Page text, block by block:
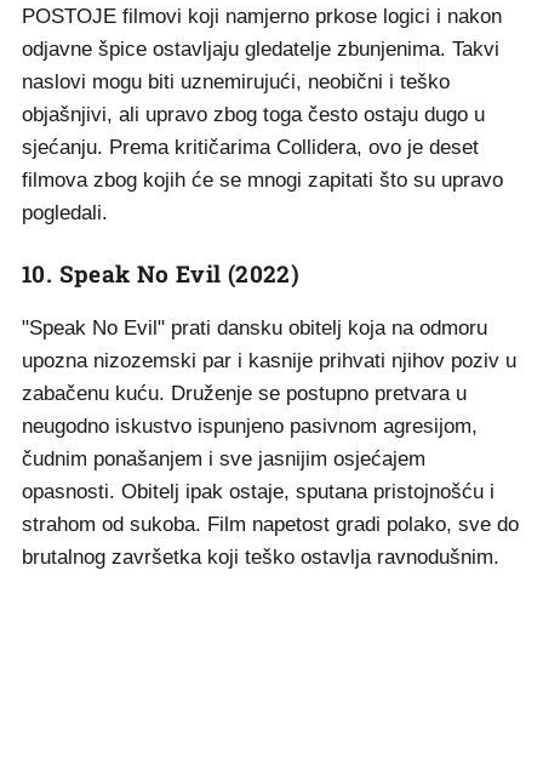
POSTOJE filmovi koji namjerno prkose logici i nakon
odjavne špice ostavljaju gledatelje zbunjenima. Takvi
naslovi mogu biti uznemirujući, neobični i teško
objašnjivi, ali upravo zbog toga često ostaju dugo u
sjećanju. Prema kritičarima Collidera, ovo je deset
filmova zbog kojih će se mnogi zapitati što su upravo
pogledali.
10. Speak No Evil (2022)
"Speak No Evil" prati dansku obitelj koja na odmoru
upozna nizozemski par i kasnije prihvati njihov poziv u
zabačenu kuću. Druženje se postupno pretvara u
neugodno iskustvo ispunjeno pasivnom agresijom,
čudnim ponašanjem i sve jasnijim osjećajem
opasnosti. Obitelj ipak ostaje, sputana pristojnošću i
strahom od sukoba. Film napetost gradi polako, sve do
brutalnog završetka koji teško ostavlja ravnodušnim.